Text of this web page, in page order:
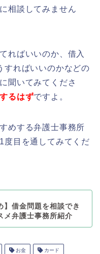
に相談してみません
ればいいのか、借入
すればいいのかなどの
聞いてみてくださ
るはずですよ。
めする弁護士事務所
度目を通してみてくだ
】借金問題を相談でき
メ弁護士事務所紹介
お金 カード